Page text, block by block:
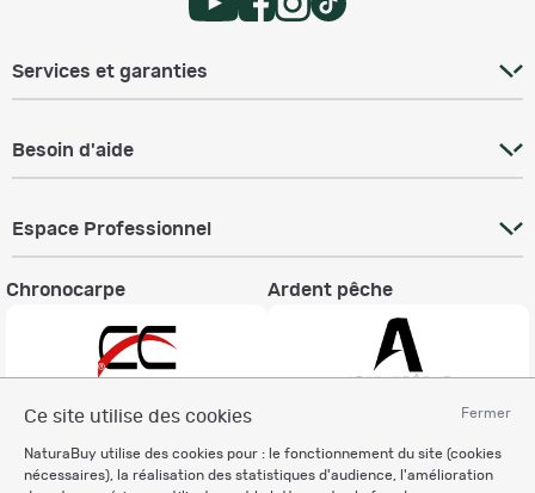
Fermer
Ce site utilise des cookies
NaturaBuy utilise des cookies pour : le fonctionnement du site (cookies
nécessaires), la réalisation des statistiques d'audience, l'amélioration
Services et garanties
Besoin d'aide
Espace Professionnel
Chronocarpe Ardent pêche
Informations légales
Charte éthique